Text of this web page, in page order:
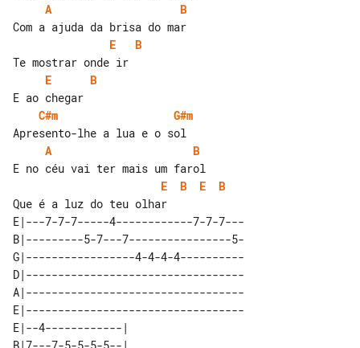
A
B
E
B
E
B
C#m
G#m
A
B
E
B E
B
E|---7-7-7-----4------------7-7-7---
B|---------5-7---7----------------5-
G|-----------------4-4-4-4----------
D|----------------------------------
A|----------------------------------
E|----------------------------------
E|--4------------|